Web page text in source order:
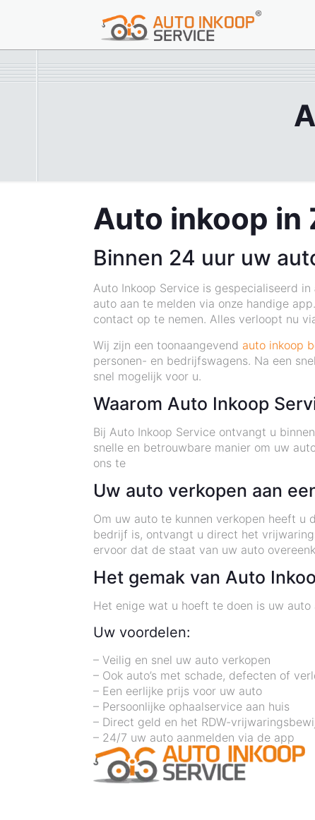
Auto inkoop in
Binnen 24 uur uw
Auto Inkoop Service is gespecialiseerd in
auto aan te melden via onze handige
contact op te nemen. Alles verloopt nu
Wij zijn een toonaangevend auto inkoop
personen- en bedrijfswagens. Na een
snel mogelijk voor u.
Waarom Auto Inkoop
Bij Auto Inkoop Service ontvangt u
snelle en betrouwbare manier om uw
ons te
Uw auto verkopen aan
Om uw auto te kunnen verkopen heeft u
bedrijf is, ontvangt u direct het
ervoor dat de staat van uw auto
Het gemak van Auto
Het enige wat u hoeft te doen is uw
Uw voordelen:
– Veilig en snel uw auto verkopen
– Ook auto’s met schade, defecten of
– Een eerlijke prijs voor uw auto
– Persoonlijke ophaalservice aan huis
– Direct geld en het RDW-
– 24/7 uw auto aanmelden via de app